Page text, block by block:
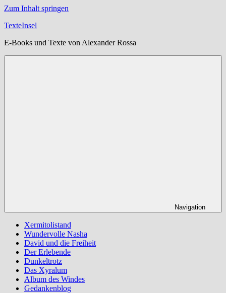
Zum Inhalt springen
TexteInsel
E-Books und Texte von Alexander Rossa
Navigation
Xermitolistand
Wundervolle Nasha
David und die Freiheit
Der Erlebende
Dunkeltrotz
Das Xyralum
Album des Windes
Gedankenblog